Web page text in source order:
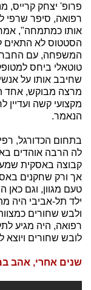
פרופ' יצחק קרייס,
רפואה, סיפר שרפי
אותו כמתמחה",
הסטטוס לא התאים
המשפחה, עם
טוטאלי ביחס
שחיבב אותו על
מרצה מבוקש, אחד
מקצועי קשה
הנאמר.
בתחום הכדורגל,
לה הרבה אוהדים
קבוצה באסקית
אך ורק שחקנים
טעם מגוון, וגם כאן
ולבש שחורים
רפואה, היה מגיע
לובש שחורים ויוצא
שנים אחרי, אהב